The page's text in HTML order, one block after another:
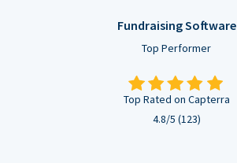
Fundraising Software
Top Performer
Top Rated on Capterra
4.8/5 (123)